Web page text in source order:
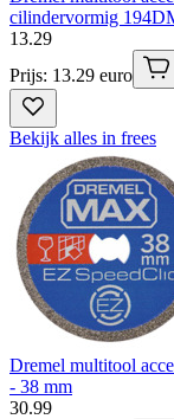
cilindervormig
13.29
Prijs: 13.29 euro
Bekijk alles in frees
Dremel multitool
- 38 mm
30.99